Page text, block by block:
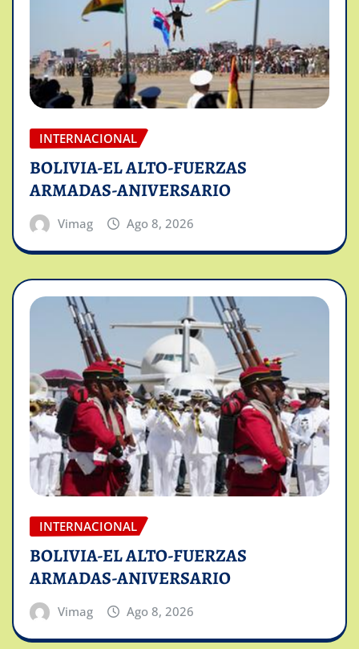
INTERNACIONAL
BOLIVIA-EL ALTO-FUERZAS
ARMADAS-ANIVERSARIO
Vimag Ago 8, 2026
INTERNACIONAL
BOLIVIA-EL ALTO-FUERZAS
ARMADAS-ANIVERSARIO
Vimag Ago 8, 2026